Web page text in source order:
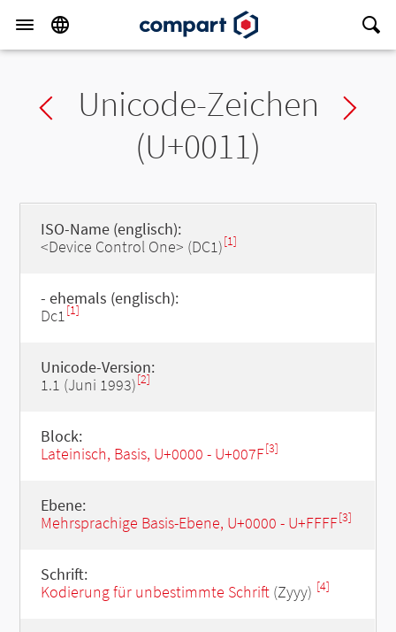
Previous char
Unicode-Zeichen
(U+0011)
ISO-Name (englisch):
<Device Control One> (DC1)[1]
- ehemals (englisch):
Dc1[1]
Unicode-Version:
1.1 (Juni 1993)[2]
Block:
Lateinisch, Basis, U+0000 - U+007F[3]
Ebene:
Mehrsprachige Basis-Ebene, U+0000 - U+FFFF[3]
Schrift:
Kodierung für unbestimmte Schrift(Zyyy) [4]